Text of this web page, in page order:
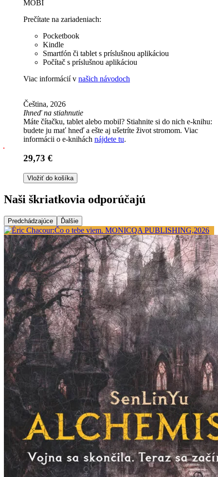
MOBI
Prečítate na zariadeniach:
Pocketbook
Kindle
Smartfón či tablet s príslušnou aplikáciou
Počítač s príslušnou aplikáciou
Viac informácií v našich návodoch
Čeština, 2026
Ihneď na stiahnutie
Máte čítačku, tablet alebo mobil? Stiahnite si do nich e-knihu:
budete ju mať hneď a ešte aj ušetríte život stromom. Viac
informácii o e-knihách nájdete tu.
29,73 €
Vložiť do košíka
Naši škriatkovia odporúčajú
Predchádzajúce Ďalšie